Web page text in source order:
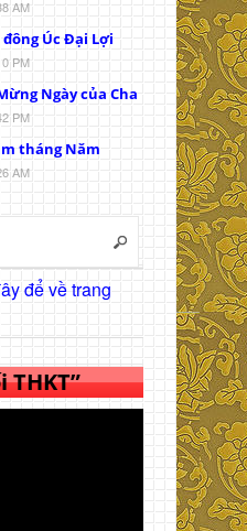
AM
Úc Đại Lợi
PM
Ngày của Cha
PM
tháng Năm
AM
để về trang
THKT”